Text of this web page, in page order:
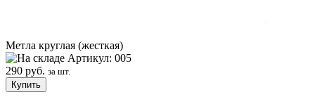
Метла круглая (жесткая)
Артикул: 005
290 руб. за шт.